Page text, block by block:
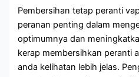
Pembersihan tetap peranti
peranan penting dalam
optimumnya dan
kerap membersihkan peranti
anda kelihatan lebih jelas.